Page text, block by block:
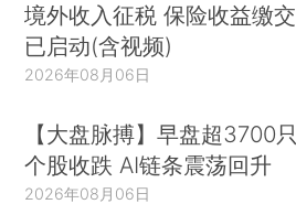
境外收入征税 保险收益缴交
已启动(含视频)
2026年08月06日
【大盘脉搏】早盘超3700只
个股收跌 AI链条震荡回升
2026年08月06日